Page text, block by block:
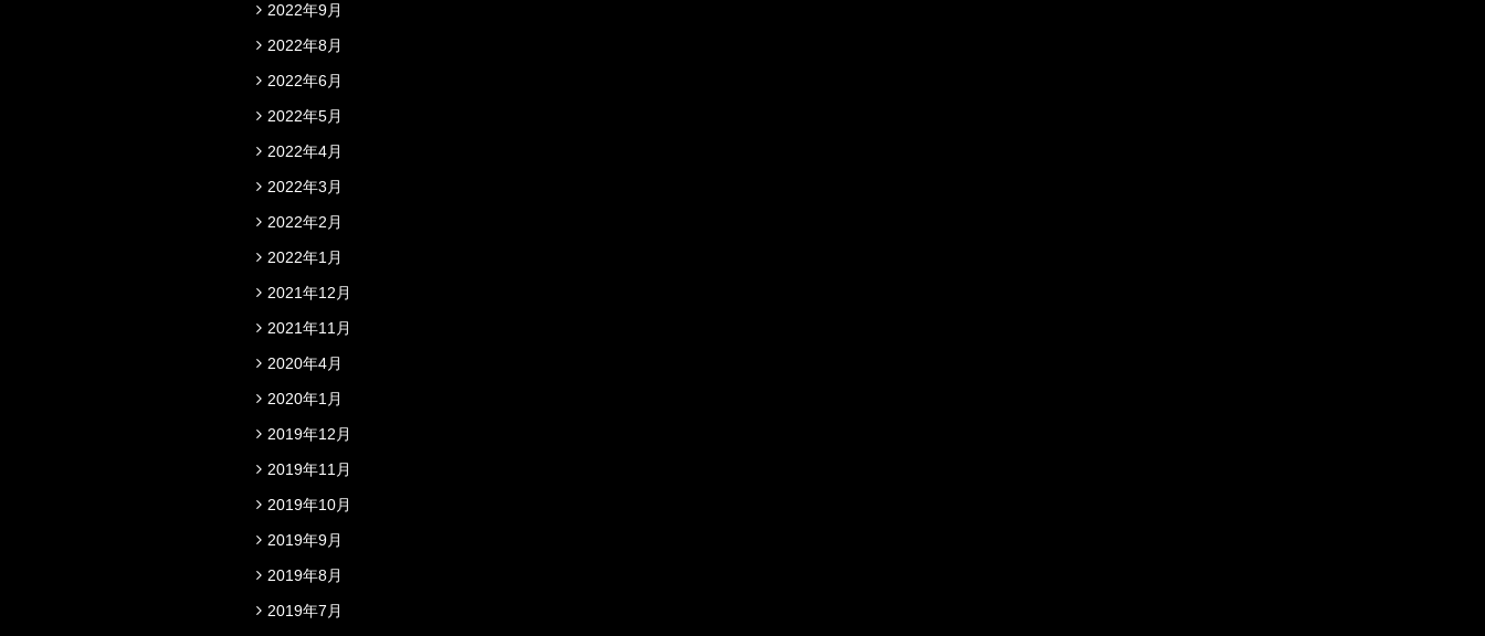
2022年9月
2022年8月
2022年6月
2022年5月
2022年4月
2022年3月
2022年2月
2022年1月
2021年12月
2021年11月
2020年4月
2020年1月
2019年12月
2019年11月
2019年10月
2019年9月
2019年8月
2019年7月